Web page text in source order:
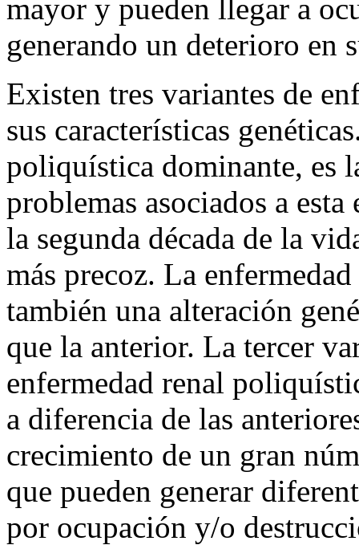
mayor y pueden llegar a
generando un deterioro en
Existen tres variantes de
sus características
poliquística dominante, es
problemas asociados a
la segunda década de la
más precoz. La
también una alteración
que la anterior. La tercer
enfermedad renal
a diferencia de las
crecimiento de un gran
que pueden generar
por ocupación y/o